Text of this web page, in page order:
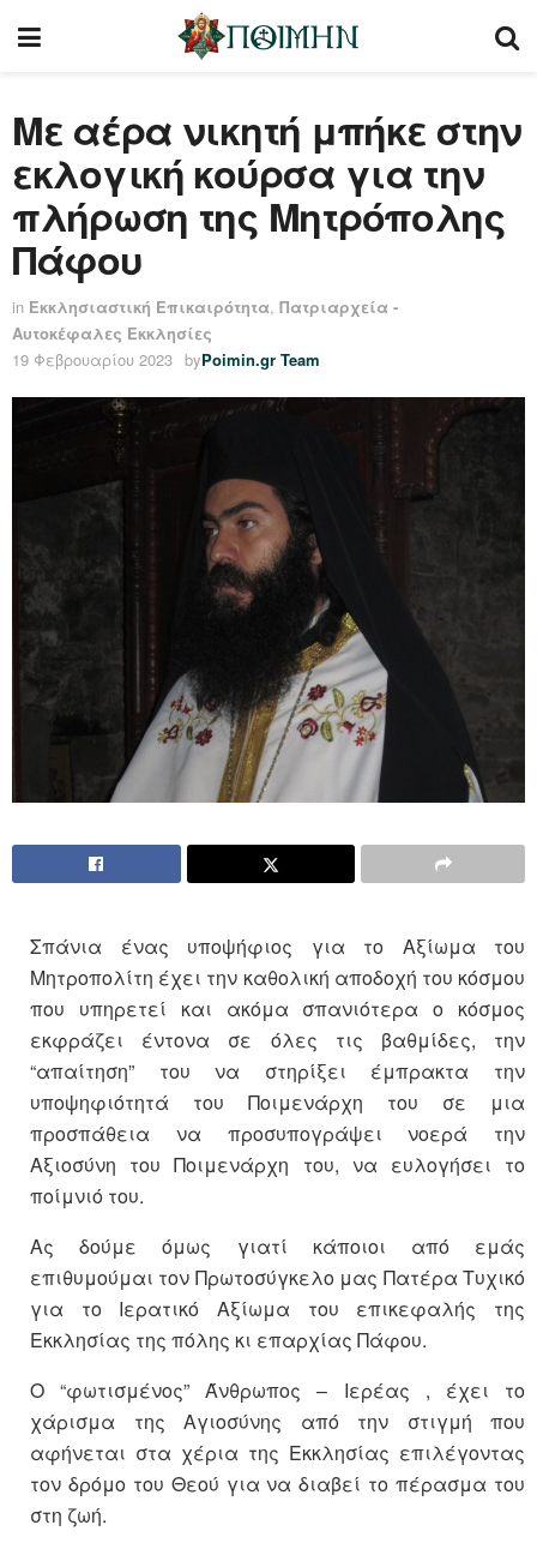
Με αέρα νικητή μπήκε στην
εκλογική κούρσα για την
πλήρωση της Μητρόπολης
Πάφου
in Εκκλησιαστική Επικαιρότητα, Πατριαρχεία -
Αυτοκέφαλες Εκκλησίες
19 Φεβρουαρίου 2023 byPoimin.gr Team
Σπάνια ένας υποψήφιος για το Αξίωμα του
Μητροπολίτη έχει την καθολική αποδοχή του κόσμου
που υπηρετεί και ακόμα σπανιότερα ο κόσμος
εκφράζει έντονα σε όλες τις βαθμίδες, την
“απαίτηση” του να στηρίξει έμπρακτα την
υποψηφιότητά του Ποιμενάρχη του σε μια
προσπάθεια να προσυπογράψει νοερά την
Αξιοσύνη του Ποιμενάρχη του, να ευλογήσει το
ποίμνιό του.
Ας δούμε όμως γιατί κάποιοι από εμάς
επιθυμούμαι τον Πρωτοσύγκελο μας Πατέρα Τυχικό
για το Ιερατικό Αξίωμα του επικεφαλής της
Εκκλησίας της πόλης κι επαρχίας Πάφου.
Ο “φωτισμένος” Άνθρωπος – Ιερέας , έχει το
χάρισμα της Αγιοσύνης από την στιγμή που
αφήνεται στα χέρια της Εκκλησίας επιλέγοντας
τον δρόμο του Θεού για να διαβεί το πέρασμα του
στη ζωή.